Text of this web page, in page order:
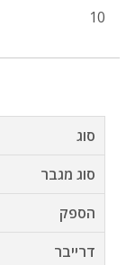
10
סוג
סוג מגבר
הספק
דרייבר